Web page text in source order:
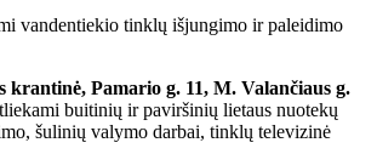
vandentiekio tinklų išjungimo ir paleidimo
krantinė, Pamario g. 11, M. Valančiaus g.
buitinių ir paviršinių lietaus nuotekų
šulinių valymo darbai, tinklų televizinė